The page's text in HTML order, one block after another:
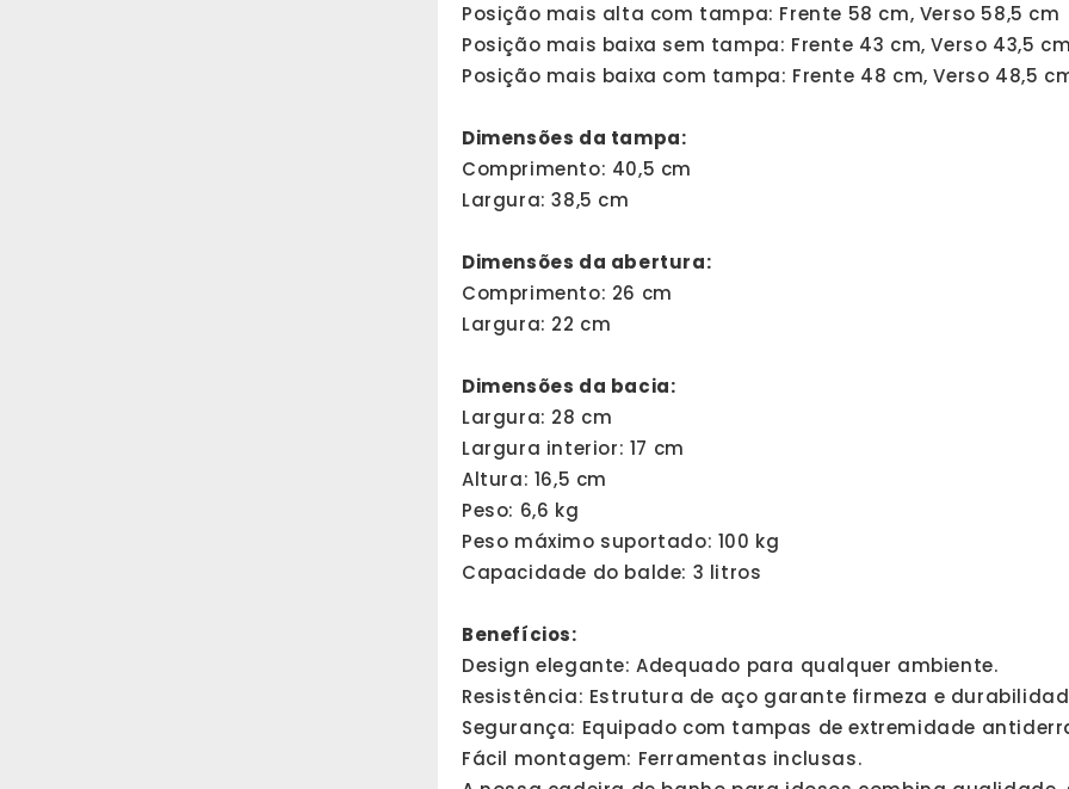
Posição mais alta com tampa: Frente 58 cm, Verso 58,5 cm
Posição mais baixa sem tampa: Frente 43 cm, Verso 43,5
Posição mais baixa com tampa: Frente 48 cm, Verso 48,5
Dimensões da tampa:
Comprimento: 40,5 cm
Largura: 38,5 cm
Dimensões da abertura:
Comprimento: 26 cm
Largura: 22 cm
Dimensões da bacia:
Largura: 28 cm
Largura interior: 17 cm
Altura: 16,5 cm
Peso: 6,6 kg
Peso máximo suportado: 100 kg
Capacidade do balde: 3 litros
Benefícios:
Design elegante: Adequado para qualquer ambiente.
Resistência: Estrutura de aço garante firmeza e
Segurança: Equipado com tampas de extremidade
Fácil montagem: Ferramentas inclusas.